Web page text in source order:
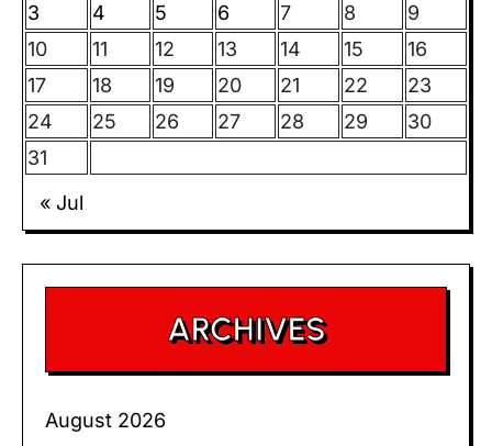
3
4 5 6 7 8
9
10
11 12 13 14 15
16
17
18 19 20 21 22
23
24
25 26 27 28 29
30
31
« Jul
ARCHIVES
August 2026